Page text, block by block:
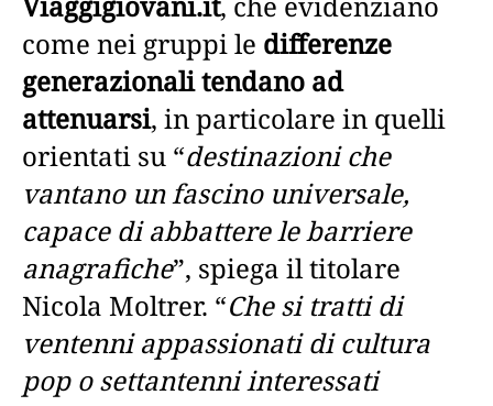
come nei gruppi le differenze
generazionali tendano ad
attenuarsi, in particolare in quelli
orientati su “destinazioni che
vantano un fascino universale,
capace di abbattere le barriere
anagrafiche”, spiega il titolare
Nicola Moltrer. “Che si tratti di
ventenni appassionati di cultura
pop o settantenni interessati